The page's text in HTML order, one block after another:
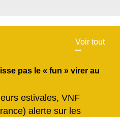
Voir tout
pas le « fun » virer au
estivales, VNF
alerte sur les